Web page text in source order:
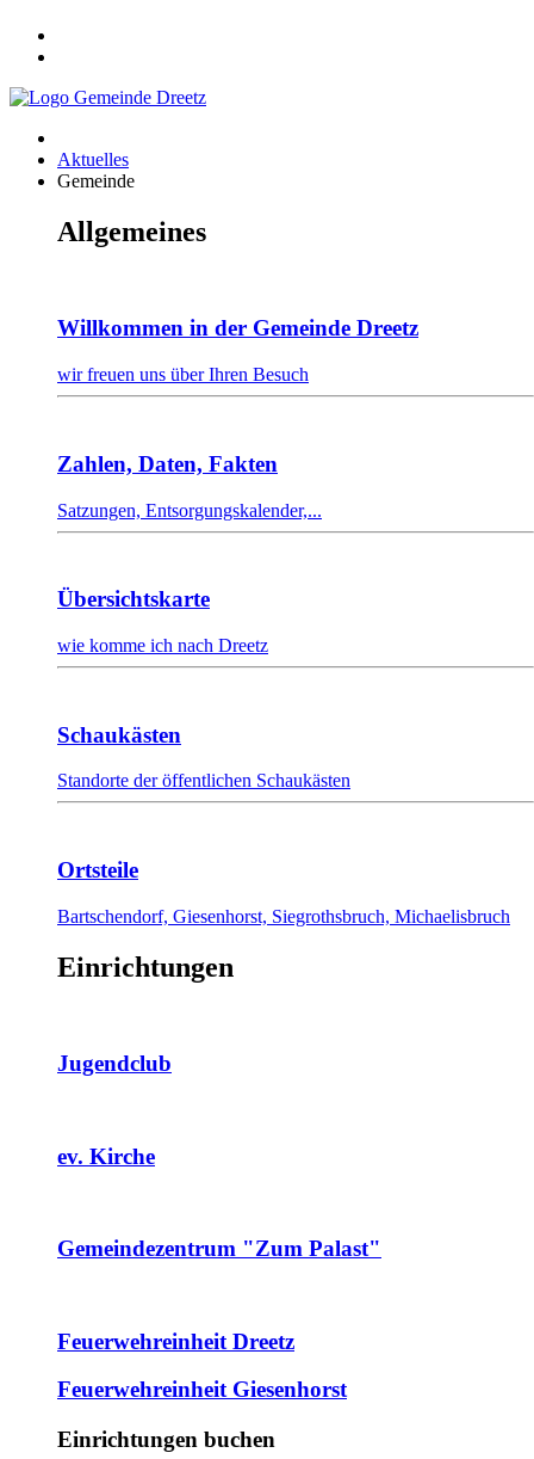
Aktuelles
Gemeinde
Allgemeines
Willkommen in der Gemeinde Dreetz
wir freuen uns über Ihren Besuch
Zahlen, Daten, Fakten
Satzungen, Entsorgungskalender,...
Übersichtskarte
wie komme ich nach Dreetz
Schaukästen
Standorte der öffentlichen Schaukästen
Ortsteile
Bartschendorf, Giesenhorst, Siegrothsbruch, Michaelisbruch
Einrichtungen
Jugendclub
ev. Kirche
Gemeindezentrum "Zum Palast"
Feuerwehreinheit Dreetz
Feuerwehreinheit Giesenhorst
Einrichtungen buchen